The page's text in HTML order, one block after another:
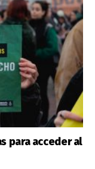
para acceder al